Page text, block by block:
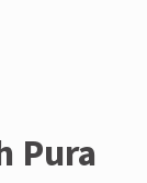
Pura